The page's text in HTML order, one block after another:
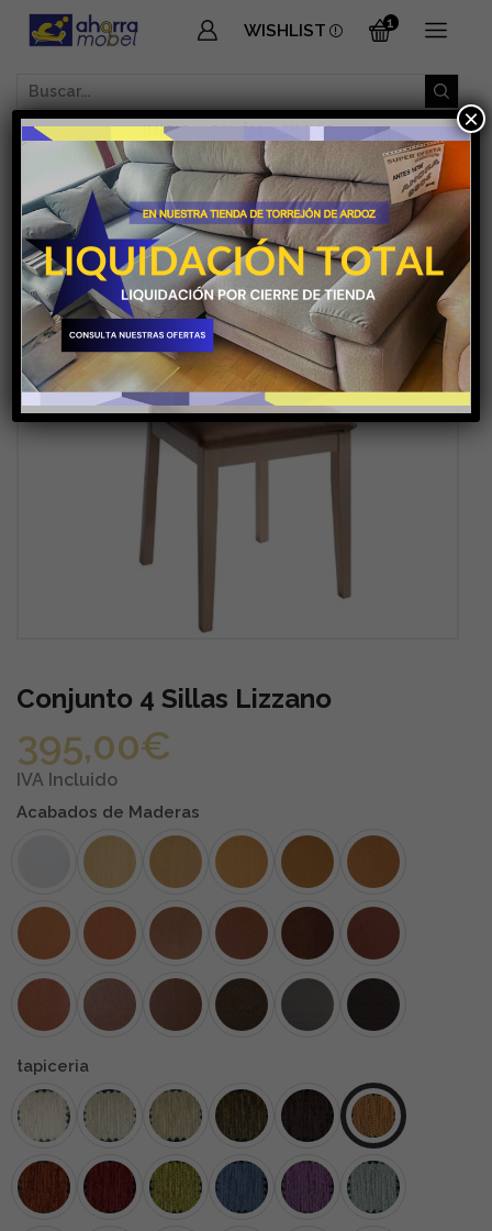
WISHLIST 1
INPUT
INICIO SALÓN SILLAS
Conjunto 4 Sillas Lizzano
395,00€
IVA Incluido
Acabados de Maderas
tapiceria
×